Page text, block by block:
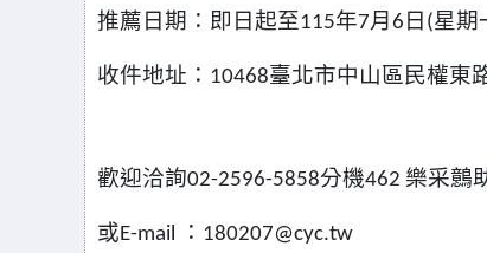
推薦日期：即日起至115年7月 6 日 (星期
收件地址： 10468臺北市中山區民權東
歡迎洽詢02-2596-5858分機462 樂采鷾
或E-mail ： 180207@cyc.tw